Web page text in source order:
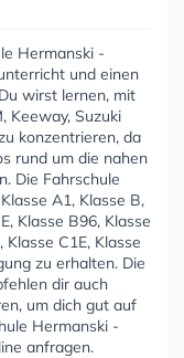
Hermanski -
und einen
wirst lernen, mit
Keeway, Suzuki
konzentrieren, da
rund um die nahen
Die Fahrschule
A1, Klasse B,
Klasse B96, Klasse
C1E, Klasse
zu erhalten. Die
dir auch
um dich gut auf
Hermanski -
anfragen.